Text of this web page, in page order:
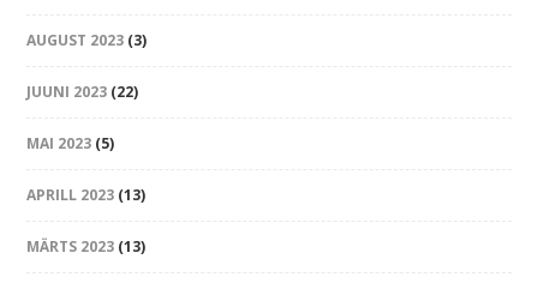
AUGUST 2023 (3)
JUUNI 2023 (22)
MAI 2023 (5)
APRILL 2023 (13)
MÄRTS 2023 (13)